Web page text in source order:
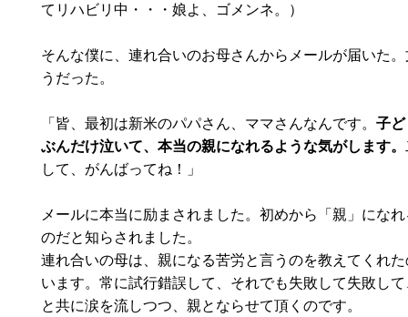
てリハビリ中・・・娘よ、ゴメンネ。）
そんな僕に、連れ合いのお母さんからメールが届いた
うだった。
「皆、最初は新米のパパさん、ママさんなんです。 子
ぶんだけ泣いて、本当の親になれるような気がします。
して、がんばってね！」
メールに本当に励まされました。初めから「親」にな
のだと知らされました。
連れ合いの母は、親になる苦労と言うのを教えてくれ
います。常に試行錯誤して、それでも失敗して失敗し
と共に涙を流しつつ、親とならせて頂くのです。